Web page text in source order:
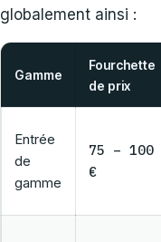
globalement ainsi :
Gamme
Fourchette
de prix
Entrée
de
gamme
75 – 100
€